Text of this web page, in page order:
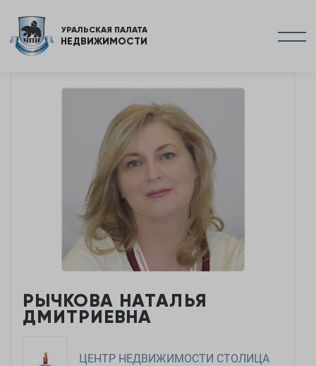
УРАЛЬСКАЯ ПАЛАТА
НЕДВИЖИМОСТИ
РЫЧКОВА НАТАЛЬЯ
ДМИТРИЕВНА
ЦЕНТР НЕДВИЖИМОСТИ СТОЛИЦА